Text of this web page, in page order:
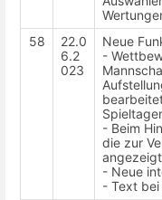
58
22.0
6.2
023
Neue
-
- Beim
die zur
- Neue
- Text